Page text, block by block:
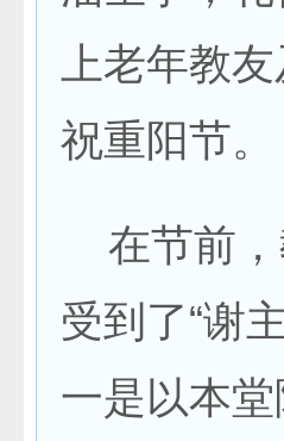
上老年教
祝重阳节。
在节前，
受到了“谢
一是以本